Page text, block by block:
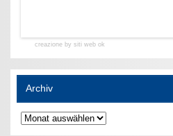
creazione by siti web ok
Archiv
Archiv